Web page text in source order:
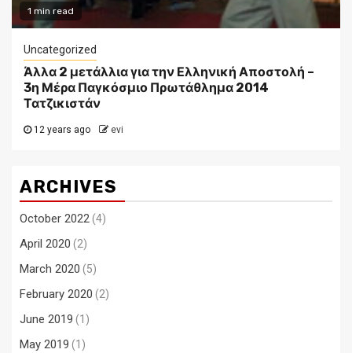
1 min read
Uncategorized
Άλλα 2 μετάλλια για την Ελληνική Αποστολή –
3η Μέρα Παγκόσμιο Πρωτάθλημα 2014
Τατζικιστάν
12 years ago evi
ARCHIVES
October 2022 (4)
April 2020 (2)
March 2020 (5)
February 2020 (2)
June 2019 (1)
May 2019 (1)